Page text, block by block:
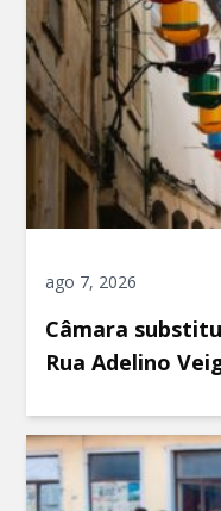
ago 7, 2026
Câmara
Rua Adelino